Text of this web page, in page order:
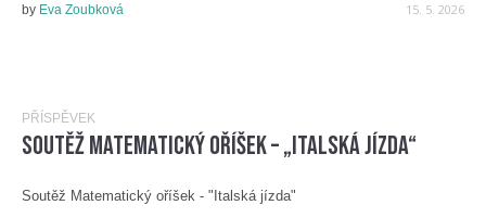
15. 5. 2026
by Eva Zoubková
PŘÍSPĚVEK
Soutěž Matematický oříšek – „Italská jízda“
Soutěž Matematický oříšek - "Italská jízda"